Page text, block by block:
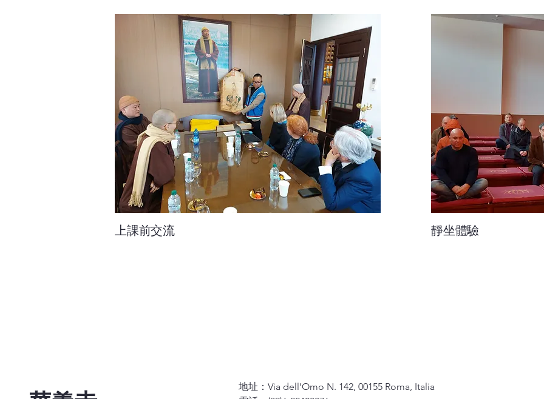
上課前交流 靜坐體驗
地址：Via dell’Omo N. 142, 00155 Roma, Italia